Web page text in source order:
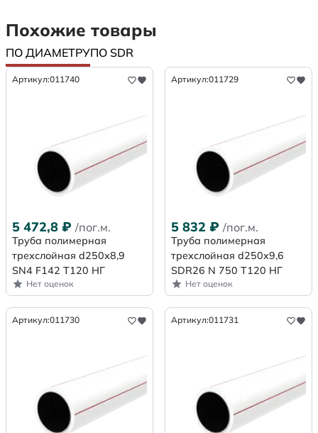
Похожие товары
ПО ДИАМЕТРУПО SDR
Артикул:011740
5 472,8 ₽ /пог.м.
Труба полимерная
трехслойная d250х8,9
SN4 F142 Т120 НГ
Нет оценок
Артикул:011729
5 832 ₽ /пог.м.
Труба полимерная
трехслойная d250x9,6
SDR26 N 750 Т120 НГ
Нет оценок
Артикул:011730 Артикул:011731